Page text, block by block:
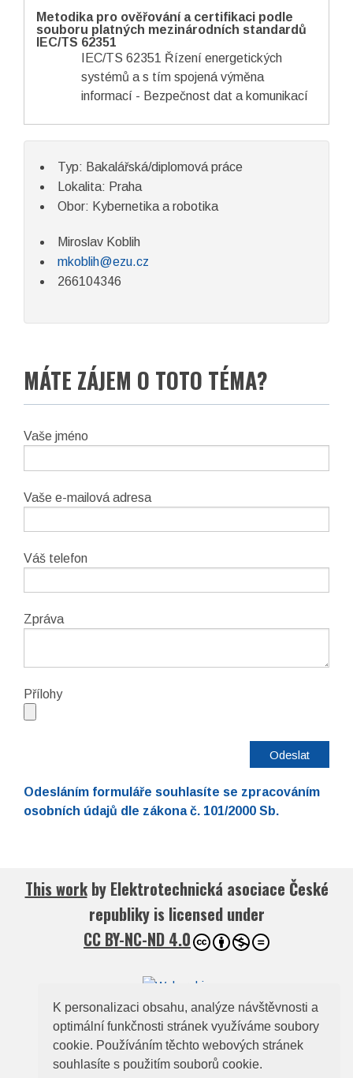
K personalizaci obsahu, analýze návštěvnosti a
optimální funkčnosti stránek využíváme soubory
cookie. Používáním těchto webových stránek
souhlasíte s použitím souborů cookie.
Metodika pro ověřování a certifikaci podle
souboru platných mezinárodních standardů
IEC/TS 62351
IEC/TS 62351 Řízení energetických
systémů a s tím spojená výměna
informací - Bezpečnost dat a komunikací
Typ: Bakalářská/diplomová práce
Lokalita: Praha
Obor: Kybernetika a robotika
Miroslav Koblih
mkoblih@ezu.cz
266104346
MÁTE ZÁJEM O TOTO TÉMA?
Vaše jméno
Vaše e-mailová adresa
Váš telefon
Zpráva
Notes:
conditions
Přílohy
Odesláním formuláře souhlasíte se zpracováním
osobních údajů dle zákona č. 101/2000 Sb.
This workby Elektrotechnická asociace České
republikyis licensed under
CC BY-NC-ND 4.0
© 2026Elektrotechnická asociace České
republiky